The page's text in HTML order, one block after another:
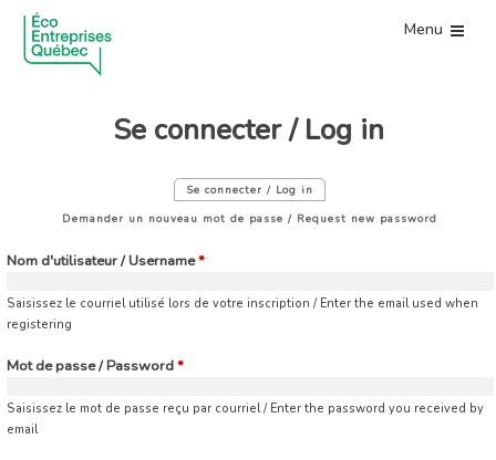
Menu
Se connecter / Log in
Onglets principaux
Se connecter / Log in
Demander un nouveau mot de passe / Request new password
Nom d'utilisateur / Username*
Saisissez le courriel utilisé lors de votre inscription / Enter the email used when
registering
Mot de passe / Password*
Saisissez le mot de passe reçu par courriel / Enter the password you received by
email